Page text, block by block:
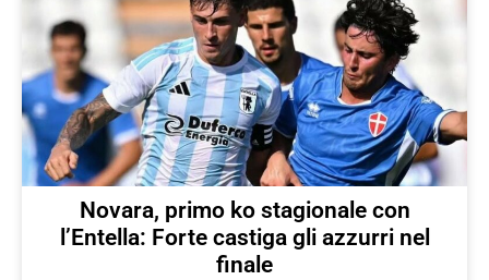
Novara, primo ko stagionale con
l’Entella: Forte castiga gli azzurri nel
finale